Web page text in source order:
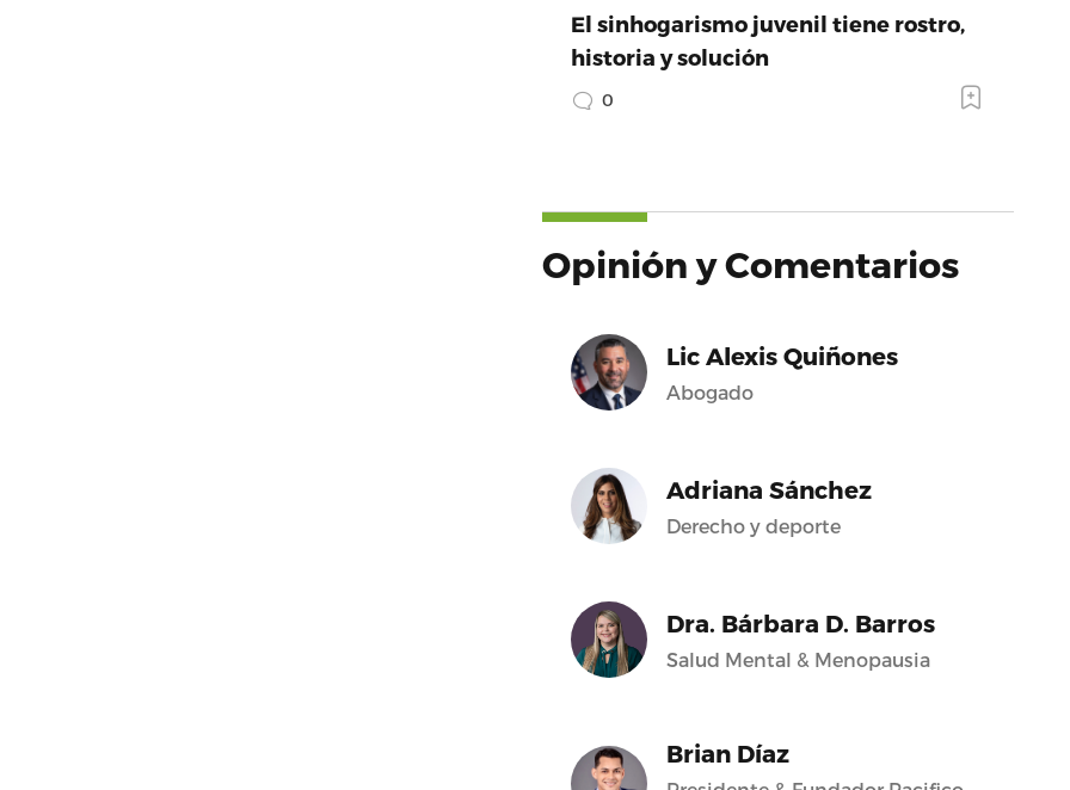
El sinhogarismo juvenil tiene rostro,
historia y solución
0
Opinión y Comentarios
Lic Alexis Quiñones
Abogado
Adriana Sánchez
Derecho y deporte
Dra. Bárbara D. Barros
Salud Mental & Menopausia
Brian Díaz